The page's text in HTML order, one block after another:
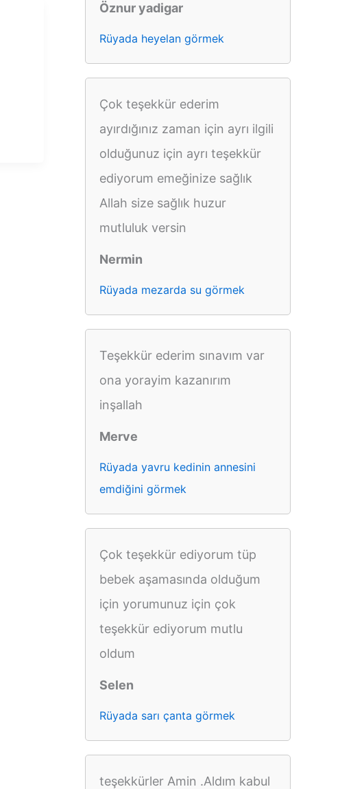
Öznur yadigar
Rüyada heyelan görmek
Çok teşekkür ederim
ayırdığınız zaman için ayrı ilgili
olduğunuz için ayrı teşekkür
ediyorum emeğinize sağlık
Allah size sağlık huzur
mutluluk versin
Nermin
Rüyada mezarda su görmek
Teşekkür ederim sınavım var
ona yorayim kazanırım
inşallah
Merve
Rüyada yavru kedinin annesini
emdiğini görmek
Çok teşekkür ediyorum tüp
bebek aşamasında olduğum
için yorumunuz için çok
teşekkür ediyorum mutlu
oldum
Selen
Rüyada sarı çanta görmek
teşekkürler Amin .Aldım kabul